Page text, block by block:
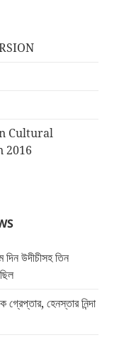
Cultural
2016
দিন উদীচীসহ তিন
হেনস্তার নিন্দা